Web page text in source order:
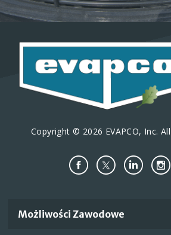
Copyright © 2026 EVAPCO, Inc.
Important
Możliwości Zawodowe